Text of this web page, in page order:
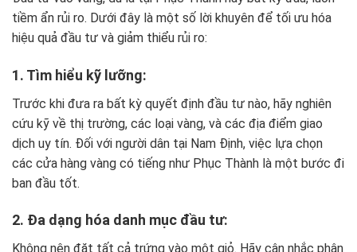
tiềm ẩn rủi ro. Dưới đây là một số lời khuyên để tối ưu hóa
hiệu quả đầu tư và giảm thiểu rủi ro:
1. Tìm hiểu kỹ lưỡng:
Trước khi đưa ra bất kỳ quyết định đầu tư nào, hãy nghiên
cứu kỹ về thị trường, các loại vàng, và các địa điểm giao
dịch uy tín. Đối với người dân tại Nam Định, việc lựa chọn
các cửa hàng vàng có tiếng như Phục Thành là một bước đi
ban đầu tốt.
2. Đa dạng hóa danh mục đầu tư:
Không nên đặt tất cả trứng vào một giỏ. Hãy cân nhắc phân